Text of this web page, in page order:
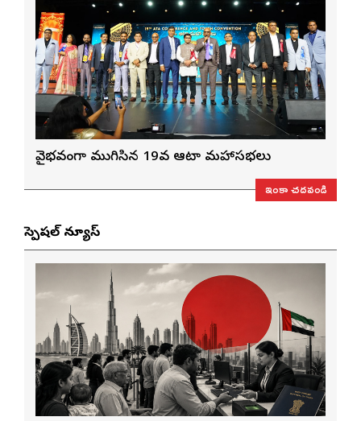
వైభవంగా ముగిసిన 19వ ఆటా మహాసభలు
ఇంకా చదవండి
స్పెషల్ న్యూస్